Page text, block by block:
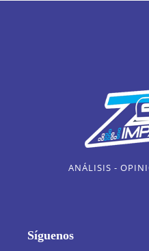
ANÁLISIS -
Síguenos